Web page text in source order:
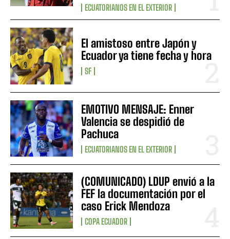
ECUATORIANOS EN EL EXTERIOR
El amistoso entre Japón y
Ecuador ya tiene fecha y hora
SF
EMOTIVO MENSAJE: Enner
Valencia se despidió de
Pachuca
ECUATORIANOS EN EL EXTERIOR
(COMUNICADO) LDUP envió a la
FEF la documentación por el
caso Erick Mendoza
COPA ECUADOR